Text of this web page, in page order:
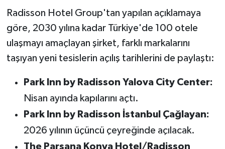
Radisson Hotel Group'tan yapılan açıklamaya
göre, 2030 yılına kadar Türkiye'de 100 otele
ulaşmayı amaçlayan şirket, farklı markalarını
taşıyan yeni tesislerin açılış tarihlerini de paylaştı:
Park Inn by Radisson Yalova City Center:
Nisan ayında kapılarını açtı.
Park Inn by Radisson İstanbul Çağlayan:
2026 yılının üçüncü çeyreğinde açılacak.
The Parsana Konya Hotel/Radisson